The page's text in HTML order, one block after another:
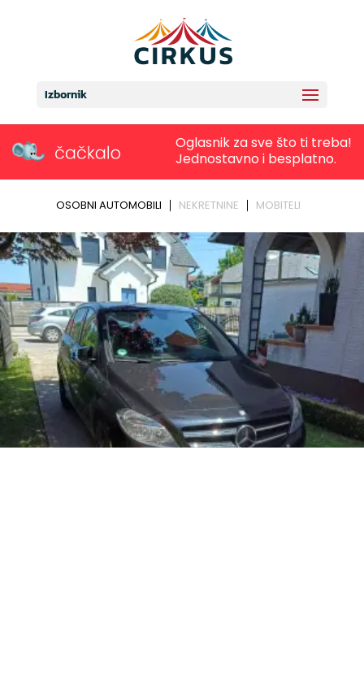
Izbornik